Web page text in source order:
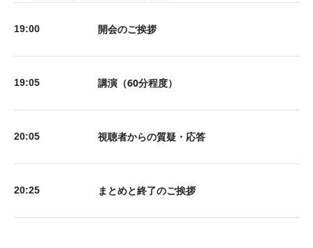
19:00 開会のご挨拶
19:05 講演（60分程度）
20:05 視聴者からの質疑・応答
20:25 まとめと終了のご挨拶